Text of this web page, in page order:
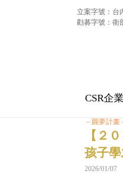
立案字號：台
勸募字號：衛
CSR企
－圓夢計畫
【２
孩子學
2026/01/